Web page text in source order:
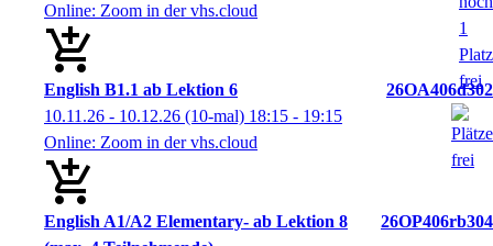
Online: Zoom in der vhs.cloud
English B1.1 ab Lektion 6
26OA406d302
10.11.26 - 10.12.26 (10-mal) 18:15 - 19:15
Online: Zoom in der vhs.cloud
English A1/A2 Elementary- ab Lektion 8
26OP406rb304